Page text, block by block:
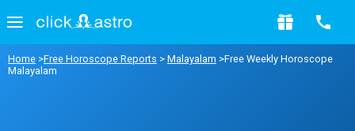
Home >Free Horoscope Reports > Malayalam >Free Weekly Horoscope
Malayalam